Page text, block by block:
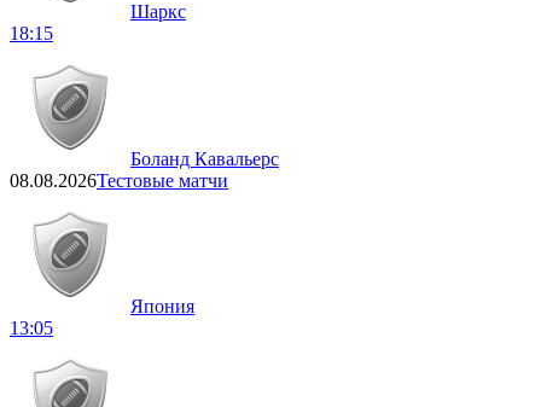
Шаркс
18:15
Боланд Кавальерс
08.08.2026Тестовые матчи
Япония
13:05